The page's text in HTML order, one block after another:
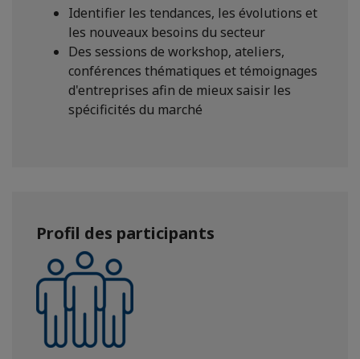
Identifier les tendances, les évolutions et
les nouveaux besoins du secteur
Des sessions de workshop, ateliers,
conférences thématiques et témoignages
d'entreprises afin de mieux saisir les
spécificités du marché
Profil des participants